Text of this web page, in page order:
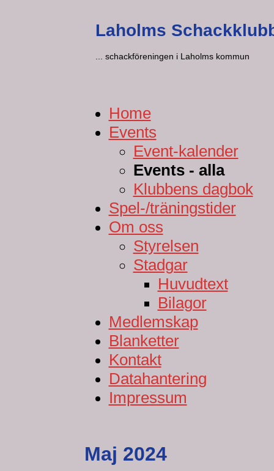
Laholms
... schackföreningen i Laholms kommun
Home
Events
Event-kalender
Events - alla
Klubbens dagbok
Spel-/träningstider
Om oss
Styrelsen
Stadgar
Huvudtext
Bilagor
Medlemskap
Blanketter
Kontakt
Datahantering
Impressum
Maj 2024